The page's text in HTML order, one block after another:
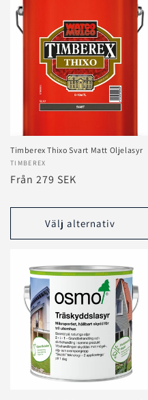
Timberex Thixo Svart Matt Oljelasyr
Säljare:
TIMBEREX
Ordinarie
Från 279 SEK
Välj alternativ